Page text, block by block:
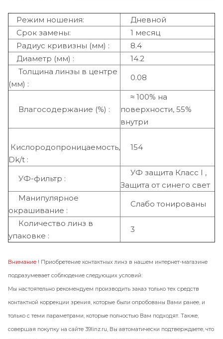
Режим ношения:
Дневной
Срок замены:
1 месяц
Радиус кривизны (мм) :
8.4
Диаметр (мм) :
14.2
Толщина линзы в центре
(мм) :
0.08
Влагосодержание (%) :
≈ 100% на
поверхности, 55%
внутри
Кислородопроницаемость,
Dk/t :
154
УФ-фильтр :
УФ защита Класс I ,
Защита от синего свет
Манипулярное
окрашивание :
Слабо тонированы
Количество линз в
упаковке :
3
Внимание ! Приобретение контактных линз в нашем интернет-магазине
подразумевает соблюдение следующих условий:
Мы настоятельно рекомендуем производить заказ только тех средств
контактной коррекции зрения, которые были опробованы Вами ранее, и
только с теми параметрами, которые полностью Вам подходят. Также,
совершая покупку на сайте 39linz.ru, Вы автоматически подтверждаете, что